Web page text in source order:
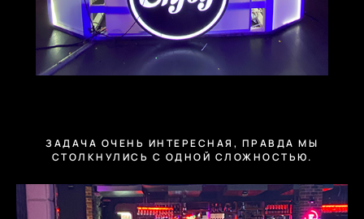
ЗАДАЧА ОЧЕНЬ ИНТЕРЕСНАЯ, ПРАВДА МЫ
СТОЛКНУЛИСЬ С ОДНОЙ СЛОЖНОСТЬЮ.